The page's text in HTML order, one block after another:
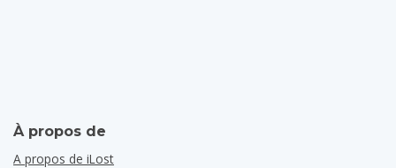
À propos de
A propos de iLost